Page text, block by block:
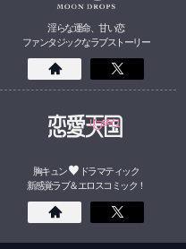
淫らな運命、甘い恋
ファンタジックなラブストーリー
胸キュン
ドラマティック
新感覚ラブ＆エロスコミック！